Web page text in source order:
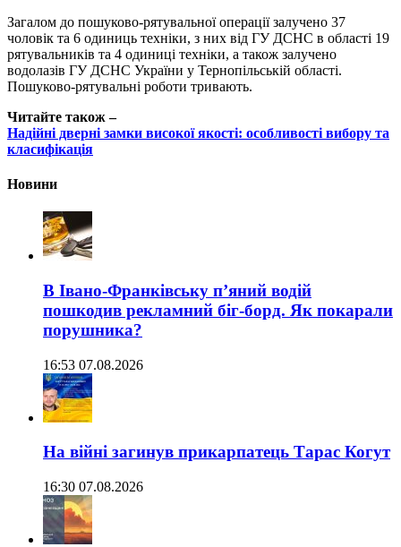
Загалом до пошуково-рятувальної операції залучено 37
чоловік та 6 одиниць техніки, з них від ГУ ДСНС в області 19
рятувальників та 4 одиниці техніки, а також залучено
водолазів ГУ ДСНС України у Тернопільській області.
Пошуково-рятувальні роботи тривають.
Читайте також –
Надійні дверні замки високої якості: особливості вибору та
класифікація
Новини
В Івано-Франківську п’яний водій
пошкодив рекламний біг-борд. Як покарали
порушника?
16:53 07.08.2026
На війні загинув прикарпатець Тарас Когут
16:30 07.08.2026